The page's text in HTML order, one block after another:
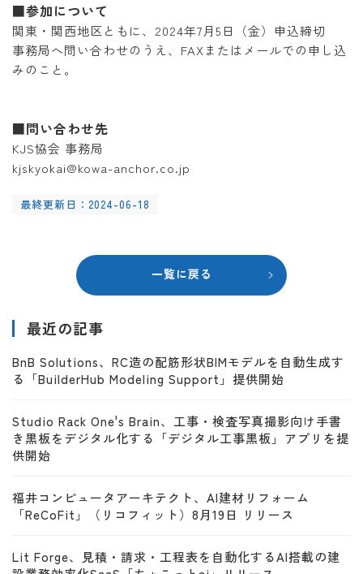
■参加について
関東・関西地区ともに、2024年7月5日（金）申込締切
事務局へ問い合わせのうえ、FAXまたはメールでの申し込
みのこと。
■問い合わせ先
KJS協会 事務局
kjskyokai@kowa-anchor.co.jp
最終更新日：2024-06-18
一覧に戻る
最近の記事
BnB Solutions、RC造の配筋形状BIMモデルを自動生成す
る「BuilderHub Modeling Support」提供開始
Studio Rack One's Brain、工事・検査写真撮影向け手書
き黒板をデジタル化する「デジタル工事黒板」アプリを提
供開始
福井コンピュータアーキテクト、AI建材リフォーム
「ReCoFit」（リコフィット）8月19日 リリース
Lit Forge、見積・請求・工程表を自動化するAI搭載の建